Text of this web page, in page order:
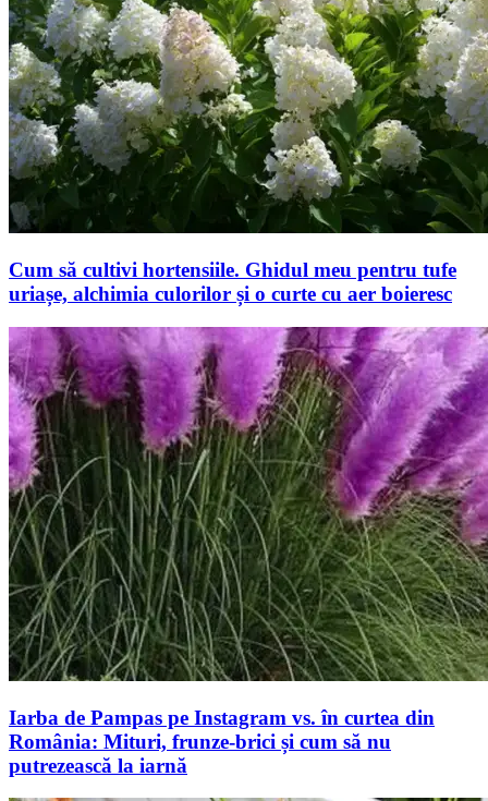
Cum să cultivi hortensiile. Ghidul meu pentru tufe
uriașe, alchimia culorilor și o curte cu aer boieresc
Iarba de Pampas pe Instagram vs. în curtea din
România: Mituri, frunze-brici și cum să nu
putrezească la iarnă